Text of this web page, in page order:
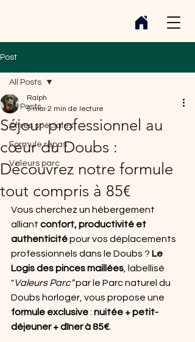
Post
All Posts
Offres spéciales
Formule repas
Valeurs parc
All Posts
Séjour professionnel au
cœur du Doubs :
Découvrez notre formule
tout compris à 85€
Ralph
5 mai 2 min de lecture
Vous cherchez un hébergement
alliant confort, productivité et
authenticité pour vos déplacements
professionnels dans le Doubs ? Le
Logis des pinces maillées , labellisé
"Valeurs Parc" par le Parc naturel du
Doubs horloger, vous propose une
formule exclusive : nuitée + petit-
déjeuner + dîner à 85€